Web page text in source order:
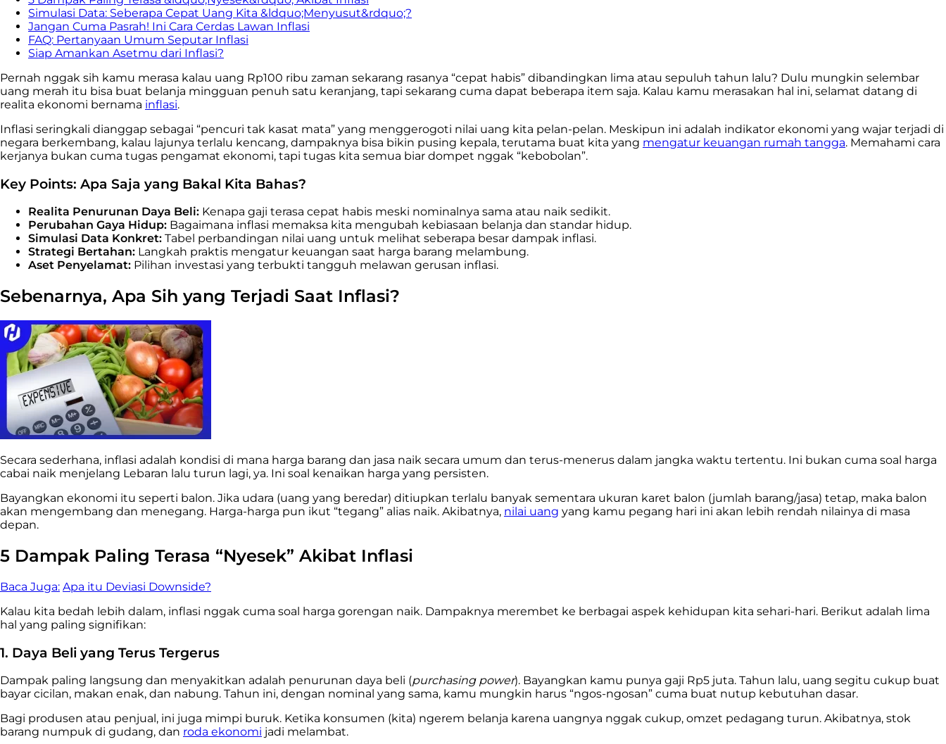
Simulasi Data: Seberapa Cepat Uang Kita &ldquo;Menyusut&rdquo;?
Jangan Cuma Pasrah! Ini Cara Cerdas Lawan Inflasi
FAQ: Pertanyaan Umum Seputar Inflasi
Siap Amankan Asetmu dari Inflasi?
Pernah nggak sih kamu merasa kalau uang Rp100 ribu zaman sekarang rasanya “cepat habis” dibandingkan lima atau sepuluh tahun lalu? Dulu mungkin selembar
uang merah itu bisa buat belanja mingguan penuh satu keranjang, tapi sekarang cuma dapat beberapa item saja. Kalau kamu merasakan hal ini, selamat datang di
realita ekonomi bernama inflasi.
Inflasi seringkali dianggap sebagai “pencuri tak kasat mata” yang menggerogoti nilai uang kita pelan-pelan. Meskipun ini adalah indikator ekonomi yang wajar terjadi di
negara berkembang, kalau lajunya terlalu kencang, dampaknya bisa bikin pusing kepala, terutama buat kita yang mengatur keuangan rumah tangga. Memahami cara
kerjanya bukan cuma tugas pengamat ekonomi, tapi tugas kita semua biar dompet nggak “kebobolan”.
Key Points: Apa Saja yang Bakal Kita Bahas?
Realita Penurunan Daya Beli: Kenapa gaji terasa cepat habis meski nominalnya sama atau naik sedikit.
Perubahan Gaya Hidup: Bagaimana inflasi memaksa kita mengubah kebiasaan belanja dan standar hidup.
Simulasi Data Konkret: Tabel perbandingan nilai uang untuk melihat seberapa besar dampak inflasi.
Strategi Bertahan: Langkah praktis mengatur keuangan saat harga barang melambung.
Aset Penyelamat: Pilihan investasi yang terbukti tangguh melawan gerusan inflasi.
Sebenarnya, Apa Sih yang Terjadi Saat Inflasi?
Secara sederhana, inflasi adalah kondisi di mana harga barang dan jasa naik secara umum dan terus-menerus dalam jangka waktu tertentu. Ini bukan cuma soal harga
cabai naik menjelang Lebaran lalu turun lagi, ya. Ini soal kenaikan harga yang persisten.
Bayangkan ekonomi itu seperti balon. Jika udara (uang yang beredar) ditiupkan terlalu banyak sementara ukuran karet balon (jumlah barang/jasa) tetap, maka balon
akan mengembang dan menegang. Harga-harga pun ikut “tegang” alias naik. Akibatnya, nilai uang yang kamu pegang hari ini akan lebih rendah nilainya di masa
depan.
5 Dampak Paling Terasa “Nyesek” Akibat Inflasi
Baca Juga: Apa itu Deviasi Downside?
Kalau kita bedah lebih dalam, inflasi nggak cuma soal harga gorengan naik. Dampaknya merembet ke berbagai aspek kehidupan kita sehari-hari. Berikut adalah lima
hal yang paling signifikan:
1. Daya Beli yang Terus Tergerus
Dampak paling langsung dan menyakitkan adalah penurunan daya beli (purchasing power). Bayangkan kamu punya gaji Rp5 juta. Tahun lalu, uang segitu cukup buat
bayar cicilan, makan enak, dan nabung. Tahun ini, dengan nominal yang sama, kamu mungkin harus “ngos-ngosan” cuma buat nutup kebutuhan dasar.
Bagi produsen atau penjual, ini juga mimpi buruk. Ketika konsumen (kita) ngerem belanja karena uangnya nggak cukup, omzet pedagang turun. Akibatnya, stok
barang numpuk di gudang, dan roda ekonomi jadi melambat.